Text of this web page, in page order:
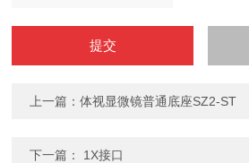
上一篇：体视显微镜普通底座SZ2-ST
下一篇： 1X接口